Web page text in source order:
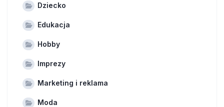
Dziecko
Edukacja
Hobby
Imprezy
Marketing i reklama
Moda